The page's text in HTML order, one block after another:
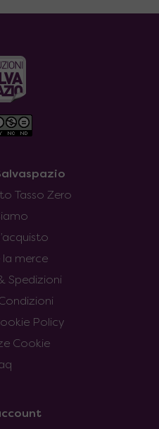
Tasso Zero
la merce
Spedizioni
Policy
Cookie